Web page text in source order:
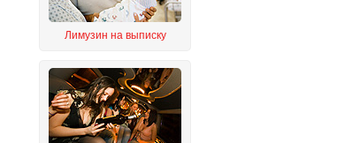
Лимузин на выписку